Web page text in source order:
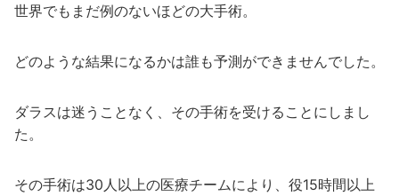
世界でもまだ例のないほどの大手術。
どのような結果になるかは誰も予測ができませんでした。
ダラスは迷うことなく、その手術を受けることにしまし
た。
その手術は30人以上の医療チームにより、役15時間以上